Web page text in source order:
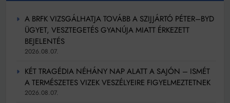
A BRFK VIZSGÁLHATJA TOVÁBB A SZIJJÁRTÓ PÉTER–BYD
ÜGYET, VESZTEGETÉS GYANÚJA MIATT ÉRKEZETT
BEJELENTÉS
2026.08.07.
KÉT TRAGÉDIA NÉHÁNY NAP ALATT A SAJÓN – ISMÉT
A TERMÉSZETES VIZEK VESZÉLYEIRE FIGYELMEZTETNEK
2026.08.07.